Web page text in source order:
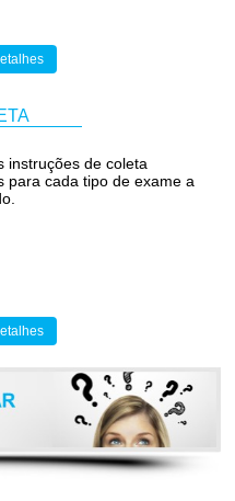
instruções de coleta
para cada tipo de exame a